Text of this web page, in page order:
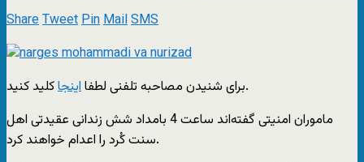
ShareTweetPinMailSMS
برای شنیدن مصاحبه تلفنی لطفااینجا
کلید کنید.
ماموران امنیتی گفته‌اند ساعت 4 بامداد شش زندانی عقیدتی اهل
سنت کُرد را اعدام خواهند کرد.